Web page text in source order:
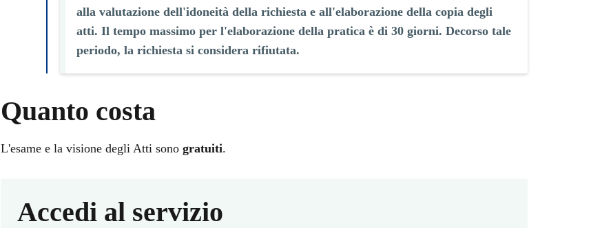
alla valutazione dell'idoneità della richiesta e all'elaborazione della copia degli
atti. Il tempo massimo per l'elaborazione della pratica è di 30 giorni. Decorso tale
periodo, la richiesta si considera rifiutata.
Quanto costa
L'esame e la visione degli Atti sono gratuiti.
Accedi al servizio